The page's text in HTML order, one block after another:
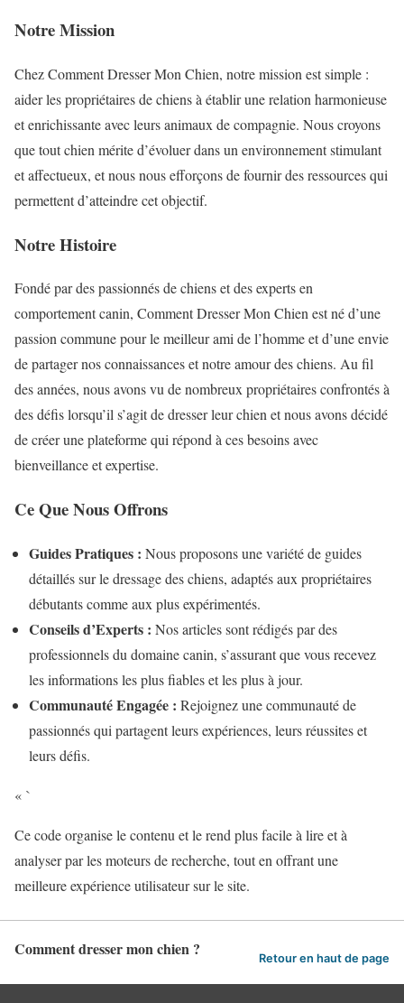
Notre Mission
Chez Comment Dresser Mon Chien, notre mission est simple :
aider les propriétaires de chiens à établir une relation harmonieuse
et enrichissante avec leurs animaux de compagnie. Nous croyons
que tout chien mérite d’évoluer dans un environnement stimulant
et affectueux, et nous nous efforçons de fournir des ressources qui
permettent d’atteindre cet objectif.
Notre Histoire
Fondé par des passionnés de chiens et des experts en
comportement canin, Comment Dresser Mon Chien est né d’une
passion commune pour le meilleur ami de l’homme et d’une envie
de partager nos connaissances et notre amour des chiens. Au fil
des années, nous avons vu de nombreux propriétaires confrontés à
des défis lorsqu’il s’agit de dresser leur chien et nous avons décidé
de créer une plateforme qui répond à ces besoins avec
bienveillance et expertise.
Ce Que Nous Offrons
Guides Pratiques : Nous proposons une variété de guides
détaillés sur le dressage des chiens, adaptés aux propriétaires
débutants comme aux plus expérimentés.
Conseils d’Experts : Nos articles sont rédigés par des
professionnels du domaine canin, s’assurant que vous recevez
les informations les plus fiables et les plus à jour.
Communauté Engagée : Rejoignez une communauté de
passionnés qui partagent leurs expériences, leurs réussites et
leurs défis.
« `
Ce code organise le contenu et le rend plus facile à lire et à
analyser par les moteurs de recherche, tout en offrant une
meilleure expérience utilisateur sur le site.
Comment dresser mon chien ? Retour en haut de page